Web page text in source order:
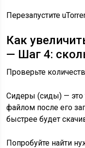
Перезапустите
Как
— Шаг 4:
Проверьте
Сидеры (сиды) — это
файлом после его
быстрее будет
Попробуйте найти